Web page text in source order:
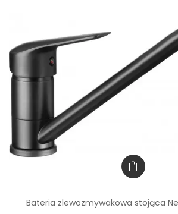
Bateria zlewozmywakowa stojąca